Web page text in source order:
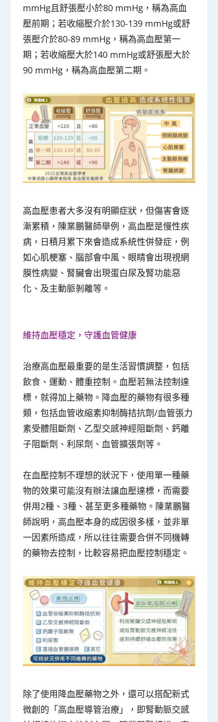
mmHg且舒張壓小於80 mmHg，稱為高血
壓前期；若收縮壓介於130-139 mmHg或舒
張壓介於80-89 mmHg，稱為高血壓第一
期；若收縮壓大於140 mmHg或舒張壓大於
90 mmHg，稱為高血壓第二期。
高血壓患者大多沒有明顯症狀，但傷害會逐
漸累積，陳業鵬醫師舉例，高血壓是慢性疾
病，日積月累下來會造成系統性併發症，例
如心肌梗塞、腦部會中風、眼睛會出現視網
膜性病變、腎臟會出現蛋白尿及腎功能惡
化、及主動脈剝離等。
維持血壓穩定，守護血管健康
治療高血壓最重要的是生活習慣調整，包括
飲食、運動、體重控制。血壓若無法控制達
標，就得加上藥物。降血壓的藥物有很多種
類，包括血管收縮素抑制酶拮抗劑/血管張力
素受體阻斷劑、乙型交感神經阻斷劑、鈣離
子阻斷劑、利尿劑、血管擴張劑等。
在血壓控制不理想的狀況下，使用單一種藥
物的效果可能沒有辦法讓血壓達標，而需要
併用2種、3種、甚至更多種藥物。陳業鵬醫
師說明，高血壓本身的成因很多樣，並非單
一因素所造成，所以往往需要合併不同機轉
的藥物去控制，比較容易把血壓控制穩定。
除了使用降血壓藥物之外，還可以搭配新式
微創的「高血壓導管治療」，即腎動脈交感